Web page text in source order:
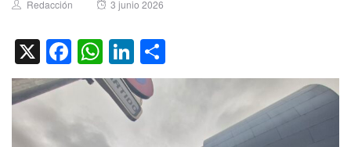
Redacción 3 junio 2026
X Facebook
WhatsApp
LinkedIn